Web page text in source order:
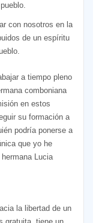
con nosotros en la
de un espíritu
a tiempo pleno
comboniana
en estos
su formación a
podría ponerse a
que yo he
Lucia
la libertad de un